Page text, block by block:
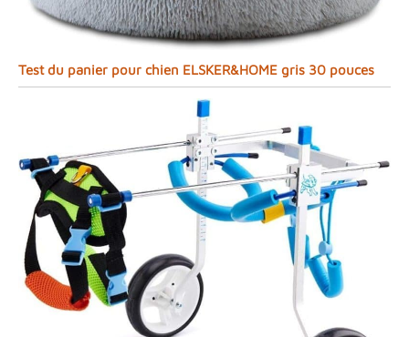
Test du panier pour chien ELSKER&HOME gris 30 pouces